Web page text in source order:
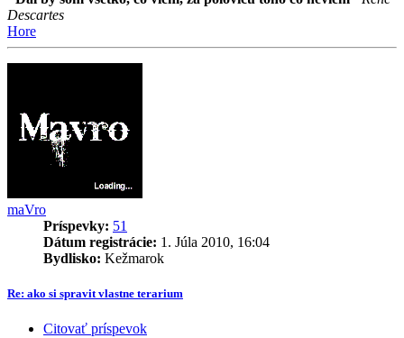
Descartes
Hore
maVro
Príspevky: 51
Dátum registrácie: 1. Júla 2010, 16:04
Bydlisko: Kežmarok
Re: ako si spravit vlastne terarium
Citovať príspevok